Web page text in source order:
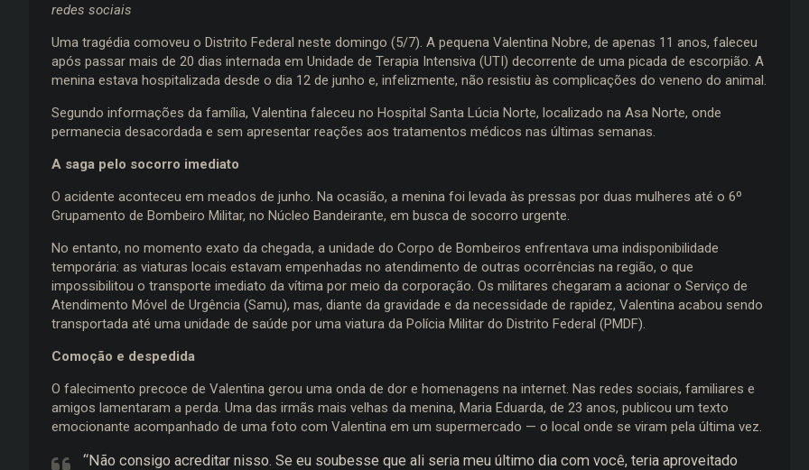
redes sociais
Uma tragédia comoveu o Distrito Federal neste domingo (5/7). A pequena Valentina Nobre, de apenas 11 anos, faleceu
após passar mais de 20 dias internada em Unidade de Terapia Intensiva (UTI) decorrente de uma picada de escorpião. A
menina estava hospitalizada desde o dia 12 de junho e, infelizmente, não resistiu às complicações do veneno do animal.
Segundo informações da família, Valentina faleceu no Hospital Santa Lúcia Norte, localizado na Asa Norte, onde
permanecia desacordada e sem apresentar reações aos tratamentos médicos nas últimas semanas.
A saga pelo socorro imediato
O acidente aconteceu em meados de junho. Na ocasião, a menina foi levada às pressas por duas mulheres até o 6º
Grupamento de Bombeiro Militar, no Núcleo Bandeirante, em busca de socorro urgente.
No entanto, no momento exato da chegada, a unidade do Corpo de Bombeiros enfrentava uma indisponibilidade
temporária: as viaturas locais estavam empenhadas no atendimento de outras ocorrências na região, o que
impossibilitou o transporte imediato da vítima por meio da corporação. Os militares chegaram a acionar o Serviço de
Atendimento Móvel de Urgência (Samu), mas, diante da gravidade e da necessidade de rapidez, Valentina acabou sendo
transportada até uma unidade de saúde por uma viatura da Polícia Militar do Distrito Federal (PMDF).
Comoção e despedida
O falecimento precoce de Valentina gerou uma onda de dor e homenagens na internet. Nas redes sociais, familiares e
amigos lamentaram a perda. Uma das irmãs mais velhas da menina, Maria Eduarda, de 23 anos, publicou um texto
emocionante acompanhado de uma foto com Valentina em um supermercado — o local onde se viram pela última vez.
“Não consigo acreditar nisso. Se eu soubesse que ali seria meu último dia com você, teria aproveitado